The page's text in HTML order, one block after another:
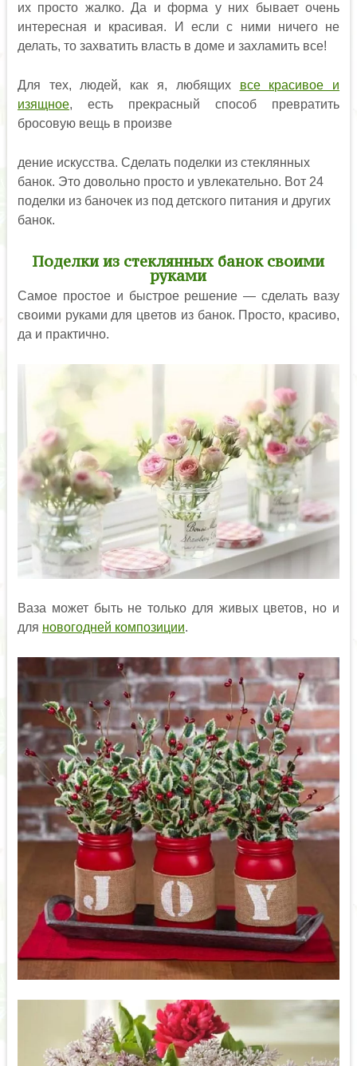
их просто жалко. Да и форма у них бывает очень
интересная и красивая. И если с ними ничего не
делать, то захватить власть в доме и захламить все!
Для тех, людей, как я, любящих все красивое и
изящное, есть прекрасный способ превратить
бросовую вещь в произве
дение искусства. Сделать поделки из стеклянных
банок. Это довольно просто и увлекательно. Вот 24
поделки из баночек из под детского питания и других
банок.
Поделки из стеклянных банок своими
руками
Самое простое и быстрое решение — сделать вазу
своими руками для цветов из банок. Просто, красиво,
да и практично.
Ваза может быть не только для живых цветов, но и
для новогодней композиции.